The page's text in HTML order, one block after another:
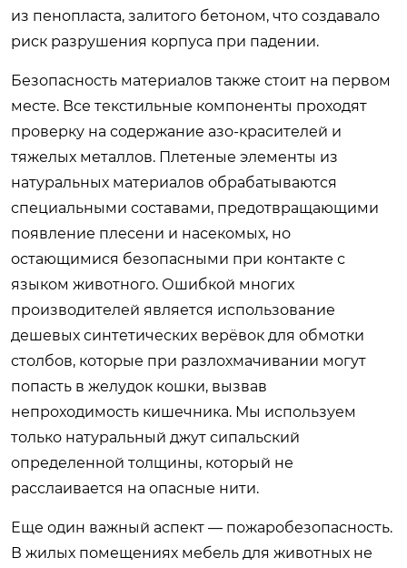
из пенопласта, залитого бетоном, что создавало
риск разрушения корпуса при падении.
Безопасность материалов также стоит на первом
месте. Все текстильные компоненты проходят
проверку на содержание азо-красителей и
тяжелых металлов. Плетеные элементы из
натуральных материалов обрабатываются
специальными составами, предотвращающими
появление плесени и насекомых, но
остающимися безопасными при контакте с
языком животного. Ошибкой многих
производителей является использование
дешевых синтетических верёвок для обмотки
столбов, которые при разлохмачивании могут
попасть в желудок кошки, вызвав
непроходимость кишечника. Мы используем
только натуральный джут сипальский
определенной толщины, который не
расслаивается на опасные нити.
Еще один важный аспект — пожаробезопасность.
В жилых помещениях мебель для животных не